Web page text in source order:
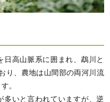
高山脈系に囲まれ、鵡川と
り、農地は山間部の両河川流
。
多いと言われていますが、逆